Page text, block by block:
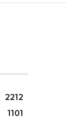
2212
1101